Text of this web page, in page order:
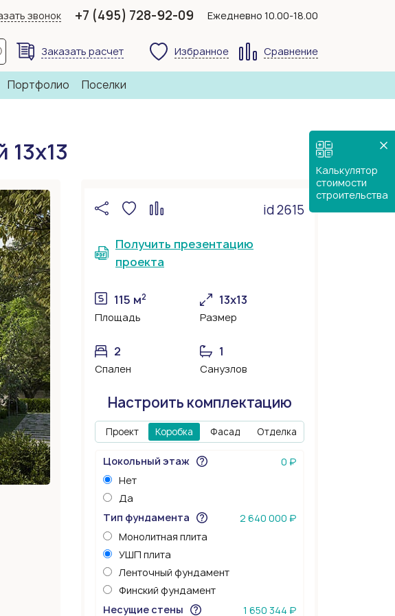
Калькулятор
стоимости
строительства
звонок +7 (495) 728-92-09 Ежедневно 10.00-18.00
Заказать расчет Избранное Сравнение
Портфолио Поселки
id 2615
Получить презентацию
проекта
115 м2
Площадь
13х13
Размер
2
Спален
1
Санузлов
Настроить комплектацию
Проект Коробка Фасад Отделка
Цокольный этаж
0 ₽
Нет
Да
Тип фундамента
2 640 000 ₽
Монолитная плита
УШП плита
Ленточный фундамент
Финский фундамент
Несущие стены
1 650 344 ₽